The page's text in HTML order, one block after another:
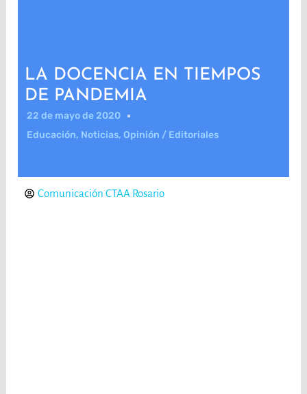
LA DOCENCIA EN TIEMPOS
DE PANDEMIA
22 de mayo de 2020
Educación, Noticias, Opinión / Editoriales
Comunicación CTAA Rosario